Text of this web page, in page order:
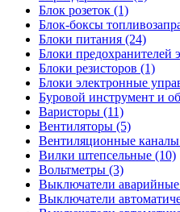
Блок розеток (1)
Блок-боксы
Блоки питания (24)
Блоки предохранителей
Блоки резисторов (1)
Блоки электронные
Буровой инструмент и
Варисторы (11)
Вентиляторы (5)
Вентиляционные
Вилки штепсельные (10)
Вольтметры (3)
Выключатели
Выключатели